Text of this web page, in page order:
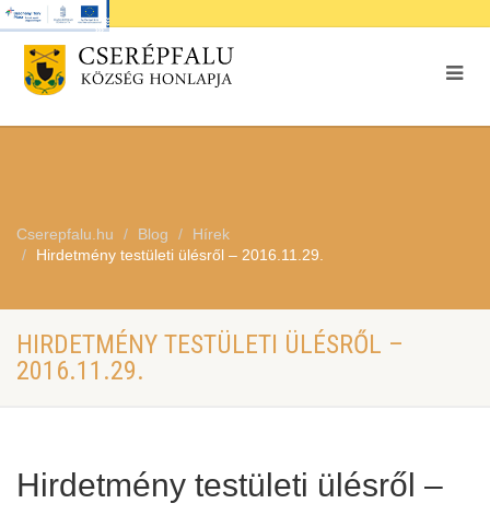
Cserepfalu.hu Blog
Hírek
Hirdetmény testületi ülésről – 2016.11.29.
HIRDETMÉNY TESTÜLETI ÜLÉSRŐL –
2016.11.29.
Hirdetmény testületi ülésről –